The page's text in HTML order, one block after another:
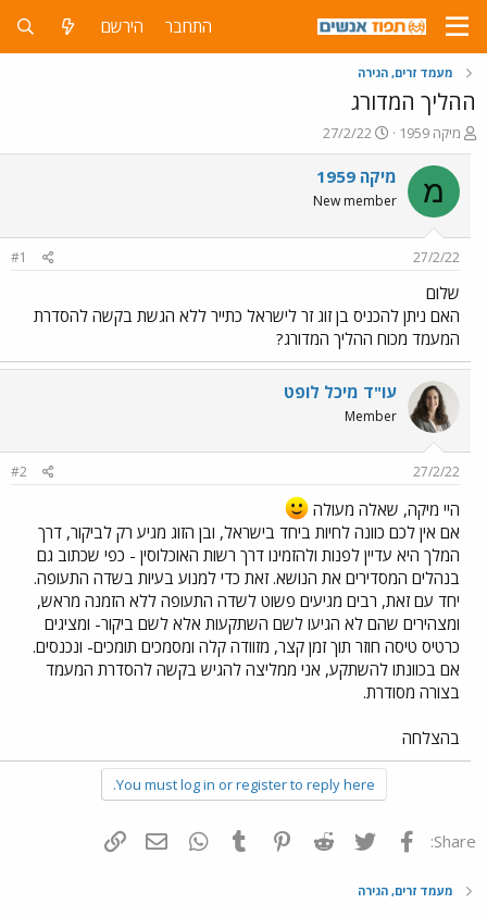
התחבר הירשם
מעמד זרים, הגירה
ההליך המדורג
פ
ו
ת
ח
ה
ש
א
מיקה 1959
פ
ו
ר
ס
ם
י
ך
27/2/22
מ מיקה 1959
New member
27/2/22
#1
שלום
האם ניתן להכניס בן זוג זר לישראל כתייר ללא הגשת בקשה להסדרת
המעמד מכוח ההליך המדורג?
עו"ד מיכל לופט
Member
27/2/22
#2
היי מיקה, שאלה מעולה
אם אין לכם כוונה לחיות ביחד בישראל, ובן הזוג מגיע רק לביקור, דרך
המלך היא עדיין לפנות ולהזמינו דרך רשות האוכלוסין - כפי שכתוב גם
בנהלים המסדירים את הנושא. זאת כדי למנוע בעיות בשדה התעופה.
יחד עם זאת, רבים מגיעים פשוט לשדה התעופה ללא הזמנה מראש,
ומצהירים שהם לא הגיעו לשם השתקעות אלא לשם ביקור- ומציגים
כרטיס טיסה חוזר תוך זמן קצר, מזוודה קלה ומסמכים תומכים- ונכנסים.
אם בכוונתו להשתקע, אני ממליצה להגיש בקשה להסדרת המעמד
בצורה מסודרת.
בהצלחה
You must log in or register to reply here.
Share: פייסבוק Twitter
Reddit
Pinterest
Tumblr
WhatsAppדואר אלקטרוני
מעמד זרים, הגירה